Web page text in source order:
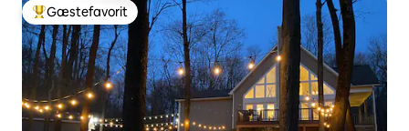
Bedste gæstefavorit
Gæstefavorit